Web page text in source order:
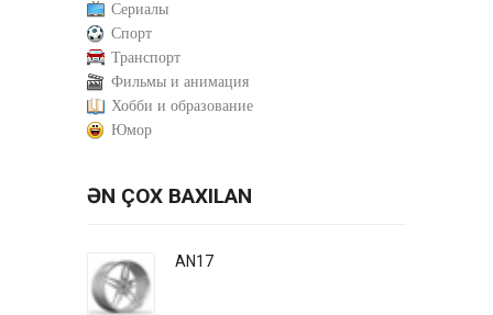
Сериалы
Спорт
Транспорт
Фильмы и анимация
Хобби и образование
Юмор
ƏN ÇOX BAXILAN
AN17